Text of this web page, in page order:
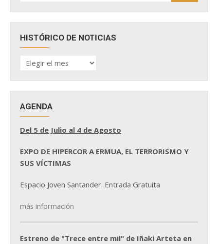
HISTÓRICO DE NOTICIAS
HISTÓRICO
DE
AGENDA
Del 5 de Julio al 4 de Agosto
EXPO DE HIPERCOR A ERMUA, EL TERRORISMO Y
SUS VÍCTIMAS
Espacio Joven Santander. Entrada Gratuita
más información
Estreno de "Trece entre mil" de Iñaki Arteta en